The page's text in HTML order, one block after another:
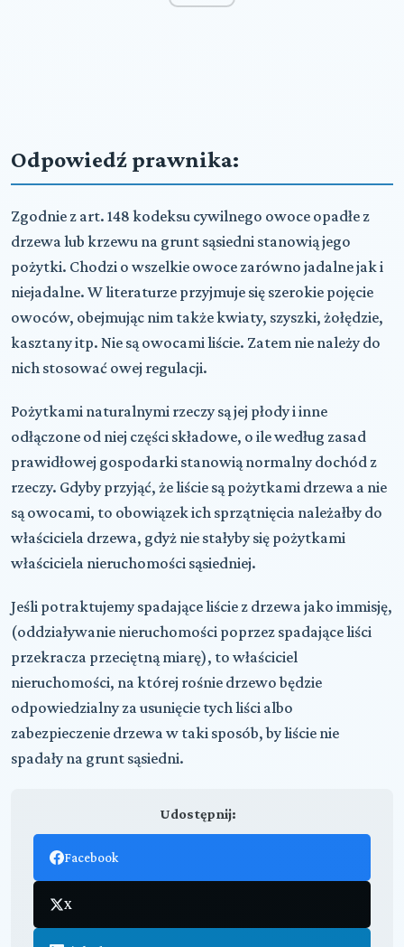
Odpowiedź prawnika:
Zgodnie z art. 148 kodeksu cywilnego owoce opadłe z
drzewa lub krzewu na grunt sąsiedni stanowią jego
pożytki. Chodzi o wszelkie owoce zarówno jadalne jak i
niejadalne. W literaturze przyjmuje się szerokie pojęcie
owoców, obejmując nim także kwiaty, szyszki, żołędzie,
kasztany itp. Nie są owocami liście. Zatem nie należy do
nich stosować owej regulacji.
Pożytkami naturalnymi rzeczy są jej płody i inne
odłączone od niej części składowe, o ile według zasad
prawidłowej gospodarki stanowią normalny dochód z
rzeczy. Gdyby przyjąć, że liście są pożytkami drzewa a nie
są owocami, to obowiązek ich sprzątnięcia należałby do
właściciela drzewa, gdyż nie stałyby się pożytkami
właściciela nieruchomości sąsiedniej.
Jeśli potraktujemy spadające liście z drzewa jako immisję,
(oddziaływanie nieruchomości poprzez spadające liści
przekracza przeciętną miarę), to właściciel
nieruchomości, na której rośnie drzewo będzie
odpowiedzialny za usunięcie tych liści albo
zabezpieczenie drzewa w taki sposób, by liście nie
spadały na grunt sąsiedni.
Udostępnij:
Facebook
X